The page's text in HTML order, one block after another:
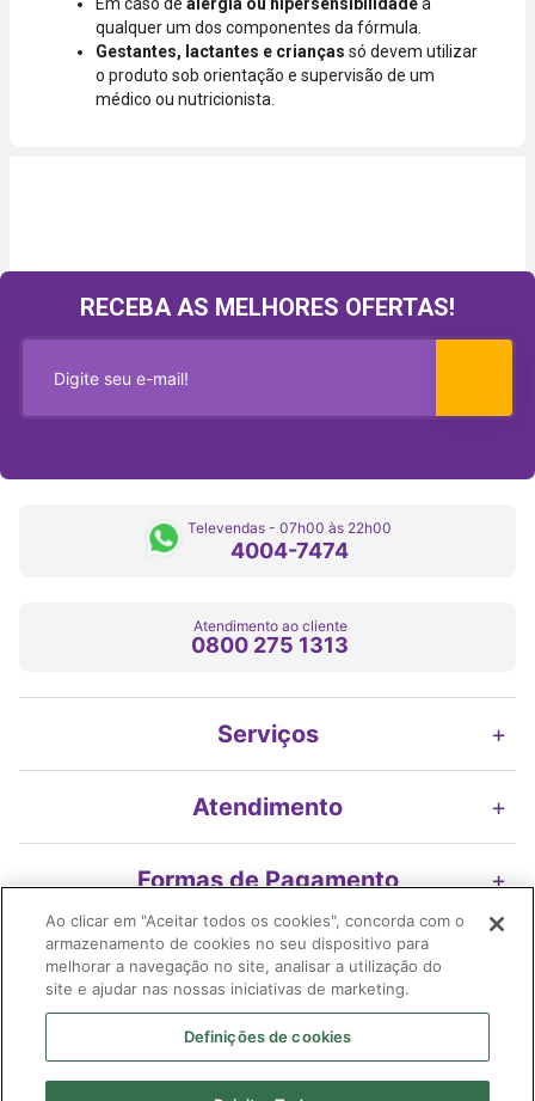
qualquer um dos componentes da fórmula.
Gestantes, lactantes e crianças só devem utilizar
o produto sob orientação e supervisão de um
médico ou nutricionista.
RECEBA AS MELHORES OFERTAS!
Televendas - 07h00 às 22h00
4004-7474
Atendimento ao cliente
0800 275 1313
Serviços +
Atendimento +
Formas de Pagamento +
Nossos Selos
Ao clicar em "Aceitar todos os cookies", concorda com o
armazenamento de cookies no seu dispositivo para
melhorar a navegação no site, analisar a utilização do
site e ajudar nas nossas iniciativas de marketing.
Definições de cookies